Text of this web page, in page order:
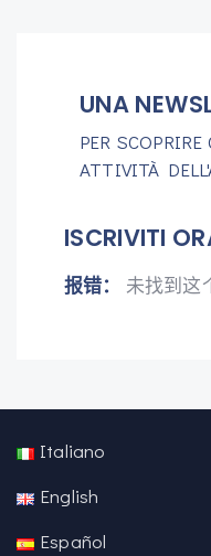
UNA
PER
ATTIVITÀ
ISCRIVITI
报错： 未找到这
Italiano
English
Español